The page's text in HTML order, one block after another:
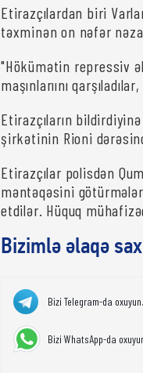
Etirazçılardan biri
təxminən on nəfər
"Hökümətin repressiv
maşınlarıını
Etirazçıların
şirkətinin Rioni
Etirazçılar polisdən
məntəqəsini
etdilər. Hüquq
Bizimlə əlaqə
Bizi Telegram-da
Bizi WhatsApp-da